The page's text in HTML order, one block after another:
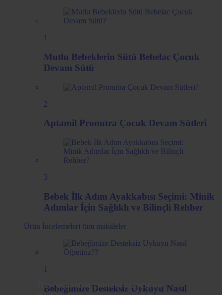
1
Mutlu Bebeklerin Sütü Bebelac Çocuk
Devam Sütü
2
Aptamil Pronutra Çocuk Devam Sütleri
3
Bebek İlk Adım Ayakkabısı Seçimi: Minik
Adımlar İçin Sağlıklı ve Bilinçli Rehber
Ürün İncelemeleri tüm makaleler
1
Bebeğimize Desteksiz Uykuyu Nasıl
The requested content cannot be